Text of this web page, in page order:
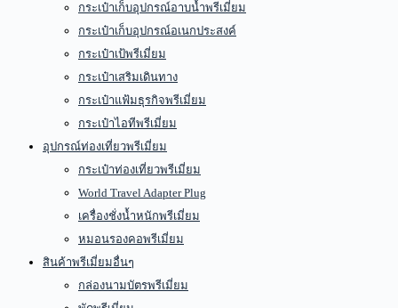
กระเป๋าเก็บอุปกรณ์อาบน้ำพรีเมี่ยม
กระเป๋าเก็บอุปกรณ์อเนกประสงค์
กระเป๋าเป้พรีเมี่ยม
กระเป๋าเสริมเดินทาง
กระเป๋าแฟ้มธุรกิจพรีเมี่ยม
กระเป๋าไอทีพรีเมี่ยม
อุปกรณ์ท่องเที่ยวพรีเมี่ยม
กระเป๋าท่องเที่ยวพรีเมี่ยม
World Travel Adapter Plug
เครื่องชั่งน้ำหนักพรีเมี่ยม
หมอนรองคอพรีเมี่ยม
สินค้าพรีเมี่ยมอื่นๆ
กล่องนามบัตรพรีเมี่ยม